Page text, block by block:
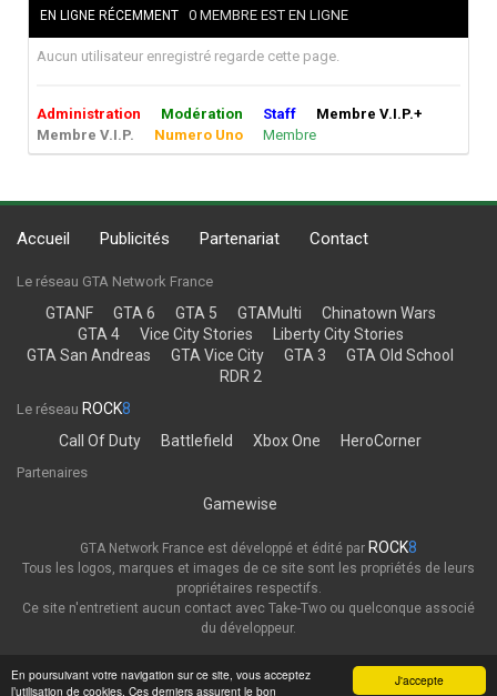
J'accepte
En poursuivant votre navigation sur ce site, vous acceptez
l’utilisation de cookies. Ces derniers assurent le bon
EN LIGNE RÉCEMMENT 0 MEMBRE EST EN LIGNE
Aucun utilisateur enregistré regarde cette page.
Administration Modération Staff
Membre V.I.P.+
Membre V.I.P.
Numero Uno Membre
Accueil Publicités Partenariat Contact
Le réseau GTA Network France
GTANF GTA 6 GTA 5 GTAMulti
Chinatown Wars
GTA 4
Vice City Stories
Liberty City Stories
GTA San Andreas
GTA Vice City GTA 3
GTA Old School
RDR 2
Le réseau ROCK8
Call Of Duty
Battlefield Xbox One HeroCorner
Partenaires
Gamewise
GTA Network France est développé et édité par ROCK8
Tous les logos, marques et images de ce site sont les propriétés de leurs
propriétaires respectifs.
Ce site n'entretient aucun contact avec Take-Two ou quelconque associé
du développeur.
Thème Politique de confidentialité